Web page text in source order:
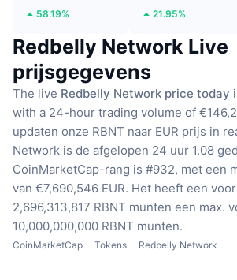
58.19% 21.95%
Redbelly Network Live
prijsgegevens
The live Redbelly Network price today
with a 24-hour trading volume of
updaten onze RBNT naar EUR prijs in
Network is de afgelopen 24 uur 1.08
CoinMarketCap-rang is #932, met een
van €7,690,546 EUR. Het heeft een
2,696,313,817 RBNT munten een max.
10,000,000,000 RBNT munten.
CoinMarketCap Tokens Redbelly Network